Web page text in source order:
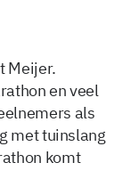
Meijer.
en veel
als
met tuinslang
komt